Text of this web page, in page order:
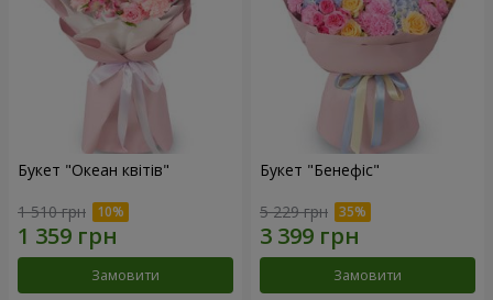
Букет "Океан квітів"
1 510 грн
Замовити
Букет "Бенефіс"
5 229 грн
Замовити